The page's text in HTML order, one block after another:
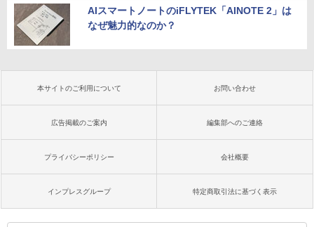
AIスマートノートのiFLYTEK「AINOTE 2」は
なぜ魅力的なのか？
本サイトのご利用について お問い合わせ
広告掲載のご案内 編集部へのご連絡
プライバシーポリシー 会社概要
インプレスグループ 特定商取引法に基づく表示